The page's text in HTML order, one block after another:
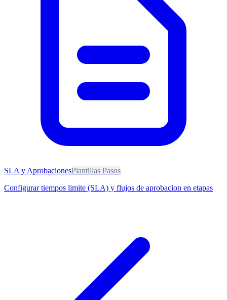
SLA y AprobacionesPlantillas Pasos
Configurar tiempos limite (SLA) y flujos de aprobacion en etapas